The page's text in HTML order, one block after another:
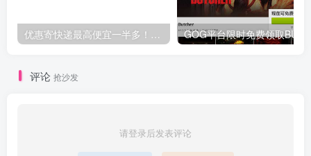
评论 抢沙发
请登录后发表评论